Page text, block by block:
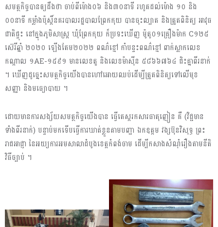
សមត្ថកិច្ចបានឲ្យដឹងថា ចាប់ពីម៉ោង០៦ និង៣០នាទី រហូតដល់ម៉ោង ១០ និង
០០នាទី កម្លាំងប៉ុស្តិ៍នគរបាលរដ្ឋបាលព្រែកកុយ បានចុះល្បាត និងត្រួតពិនិត្យ អាវុធ
ជាតិផ្ទុះ នៅក្នុងភូមិសាស្រ្ត ឃុំព្រែកកុយ ក៏ប្រទះឃេីញ ម៉ូតូ០១គ្រឿងម៉ាក C១២៥
ស៊េរីឆ្នាំ ២០២០ ឡេីងតែម២០២២ ពណ៌ខ្មៅ កាំបន្ទះពណ៌ខ្មៅ ពាក់ស្លាកលេខ
កណ្តាល ១AE-១៥៩១ មានលេខតួ និងលេខម៉ាស៊ីន ៥៨៦៦៧៦៤ ជិះគ្នាពីរនាក់
។ ឃេីញដូច្នេះសមត្ថកិច្ចយេីងបានហៅអោយឈប់ដេីម្បីត្រួតពិនិត្យទៅលេីមុខ
សញ្ញា និងមធ្យោបាយ ។
ដោយមានការសង្ស័យសមត្ថកិច្ចយើងបាន ធ្វេីតេស្តរកសារធាតុញៀន គឺ (វិជ្ជមាន
ទាំងពីរនាក់) បន្ទាប់មកទើបធ្វេីការឃាត់ខ្លួនតាមបញ្ជា ឯកឧត្តម វង្សប៊ុនវិសុទ្ធ ព្រះ
រាជអាជ្ញា នៃអយ្យការអមសាលាដំបូងខេត្តកំពង់ចាម ដេីម្បីកសាងសំណុំរឿងតាមនីតិ
វិធីច្បាប់ ។